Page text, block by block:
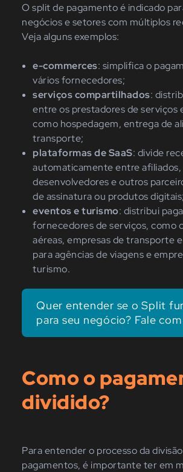
O split de pagamento é indicado
negócios e setores com múltiplos
Veja alguns exemplos:
e-commerces: simplifica o
vários fornecedores;
serviços compartilhados:
entre os prestadores de serviços
como hospedagem, entrega de
transporte;
plataformas de SaaS: divide
automaticamente entre afiliados,
desenvolvedores e outros
de assinatura ou produtos digitais;
eventos e turismo: distribui
fornecedores de serviços, como
aéreas, empresas de transporte
para agências de viagens e
turismo.
Quer entender se o Split
para seu negócio? Fale
Como o
dividido?
Para entender o processo da
pagamentos, é importante ter em